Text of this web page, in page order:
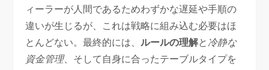
ィーラーが人間であるためわずかな遅延や手順の
違いが生じるが、これは戦略に組み込む必要はほ
とんどない。最終的には、ルールの理解と冷静な
資金管理、そして自身に合ったテーブルタイプを